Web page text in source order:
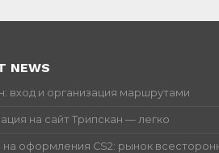
NEWS
вход и организация маршрутами
на сайт Трипскан — легко
на оформления CS2: рынок